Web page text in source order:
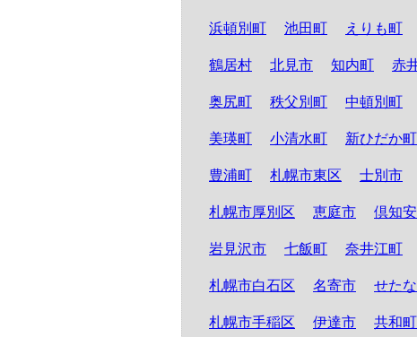
浜頓別町 池田町 えりも町
鶴居村 北見市 知内町 赤
奥尻町 秩父別町 中頓別町
美瑛町 小清水町 新ひだか町
豊浦町 札幌市東区 士別市
札幌市厚別区 恵庭市 倶知
岩見沢市 七飯町 奈井江町
札幌市白石区 名寄市 せた
札幌市手稲区 伊達市 共和町